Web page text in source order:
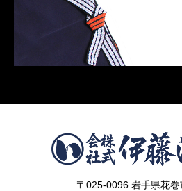
〒025-0096 岩手県花巻